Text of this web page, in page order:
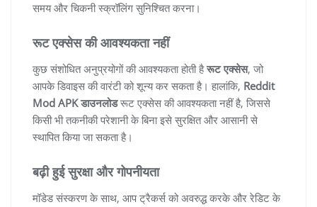
समय और चिकनी स्क्रॉलिंग सुनिश्चित करना।
रूट एक्सेस की आवश्यकता नहीं
कुछ संशोधित अनुप्रयोगों की आवश्यकता होती हैरूट एक्सेस, जो
आपके डिवाइस की वारंटी को शून्य कर सकता है। हालांकि, Reddit
Mod APK डाउनलोडरूट एक्सेस की आवश्यकता नहीं है, जिससे
किसी भी तकनीकी परेशानी के बिना इसे सुरक्षित और आसानी से
स्थापित किया जा सकता है।
बढ़ी हुई सुरक्षा और गोपनीयता
मॉडेड संस्करण के साथ, आप ट्रैकर्स को अवरुद्ध करके और रेडिट के